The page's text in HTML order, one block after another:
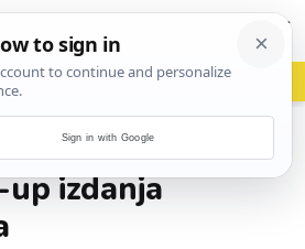
vrh! woot?!
up izdanja
Sign in with Google